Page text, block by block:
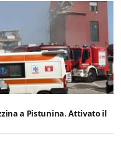
a Pistunina. Attivato il